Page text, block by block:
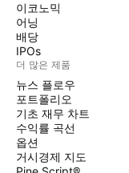
이코노믹
어닝
배당
IPOs
더 많은 제품
뉴스 플로우
포트폴리오
기초 재무 차트
수익률 곡선
옵션
거시경제 지도